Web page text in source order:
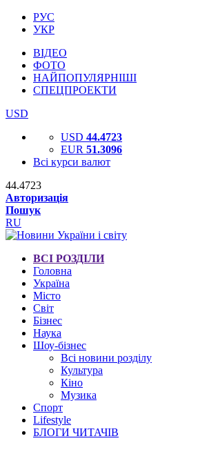
РУС
УКР
ВІДЕО
ФОТО
НАЙПОПУЛЯРНІШІ
СПЕЦПРОЕКТИ
USD
USD 44.4723
EUR 51.3096
Всі курси валют
44.4723
Авторизація
Пошук
RU
ВСІ РОЗДІЛИ
Головна
Україна
Місто
Світ
Бізнес
Наука
Шоу-бізнес
Всі новини розділу
Культура
Кіно
Музика
Спорт
Lifestyle
БЛОГИ ЧИТАЧІВ